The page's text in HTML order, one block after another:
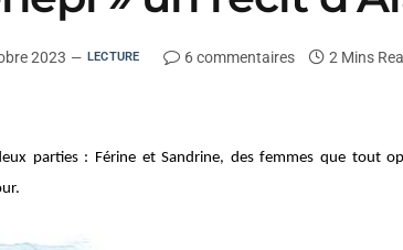
2023 LECTURE 6 commentaires 2 Mins
parties : Férine et Sandrine, des femmes que tout